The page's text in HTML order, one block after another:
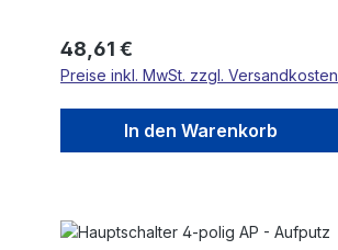
Regulärer Preis:
48,61 €
Preise inkl. MwSt. zzgl. Versandkosten
In den Warenkorb